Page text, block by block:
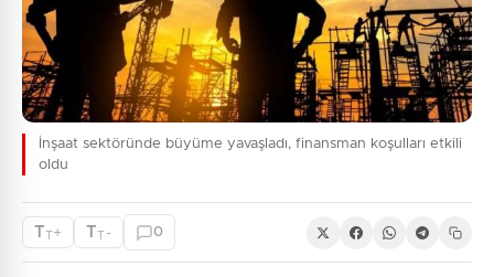
İnşaat sektöründe büyüme yavaşladı, finansman koşulları etkili
oldu
TT+ TT - 0